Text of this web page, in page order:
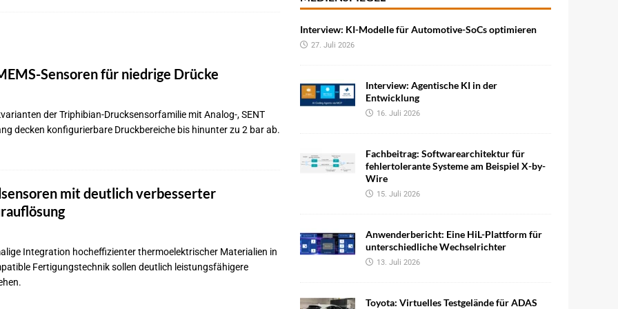
bei Pkw-Neuzulassungen in Deutschland im Juli 2026
mit UNVI für die Bereitstellung autonomer Busse BRANCHEN-NEWS
autonome Uber-Fahrten in London
in der EMEA-Region neu
Sensoren für niedrige Drücke
der Triphibian-Drucksensorfamilie mit Analog-, SENT
decken konfigurierbare Druckbereiche bis hinunter zu 2 bar ab.
mit deutlich verbesserter
Integration hocheffizienter thermoelektrischer Materialien in
Fertigungstechnik sollen deutlich leistungsfähigere
Interview: KI-Modelle für Automotive-SoCs optimieren
27. Juli 2026
Interview: Agentische KI in der
Entwicklung
16. Juli 2026
Fachbeitrag: Softwarearchitektur für
fehlertolerante Systeme am Beispiel X-by-
Wire
15. Juli 2026
Anwenderbericht: Eine HiL-Plattform für
unterschiedliche Wechselrichter
13. Juli 2026
Toyota: Virtuelles Testgelände für ADAS